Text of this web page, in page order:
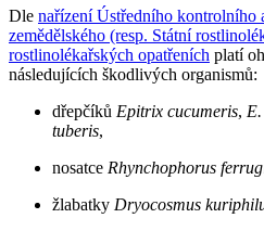
Dle nařízení Ústředního kontrolního
zemědělského (resp. Státní
rostlinolékařských opatřeních platí
následujících škodlivých organismů:
dřepčíků Epitrix cucumeris,
tuberis,
nosatce Rhynchophorus
žlabatky Dryocosmus